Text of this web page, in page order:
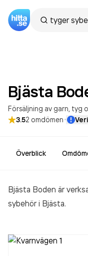
Bjästa
Försäljning av garn, tyg
3.52 omdömen·
Överblick
Bjästa Boden är
sybehöri Bjästa.